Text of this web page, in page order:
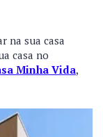
na sua casa
casa no
Minha Vida,